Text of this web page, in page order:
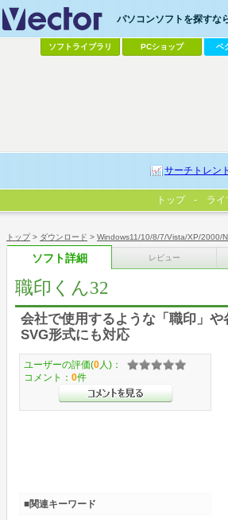
トップ> ダウンロード > Windows11/10/8/7/Vista/XP/2000/
ソフト詳細 レビュー
職印くん32
会社で使用するような「職印」
SVG形式にも対応
ユーザーの評価(0 人)：
コメント： 0件
■関連キーワード
パソコンソフトを探すな
ソフトライブラリ PCショップ ベ
サーチトレン
トップ ライ